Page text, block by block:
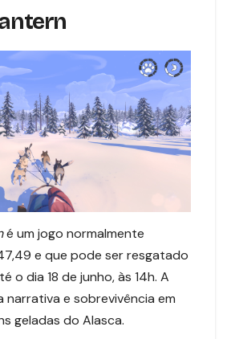
é um jogo normalmente
e que pode ser resgatado
o dia 18 de junho, às 14h. A
narrativa e sobrevivência em
geladas do Alasca.